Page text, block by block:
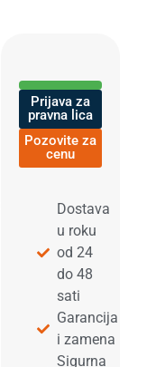
Prijava za
pravna lica
Pozovite za
cenu
Dostava
u roku
od 24
do 48
sati
Garancija
i zamena
Sigurna